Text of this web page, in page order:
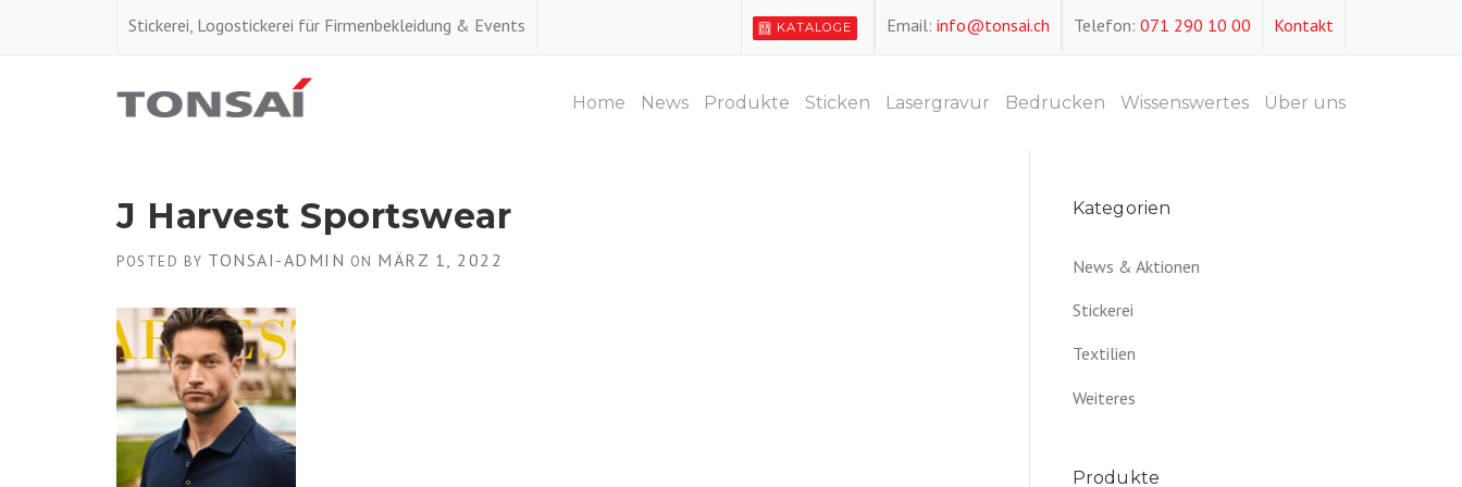
Stickerei, Logostickerei für Firmenbekleidung & Events Kontakt
Telefon: 071 290 10 00
Email: info@tonsai.ch
KATALOGE
Home News Produkte Sticken Lasergravur Bedrucken Wissenswertes Über uns
J Harvest Sportswear
POSTED BY TONSAI-ADMIN ON MÄRZ 1, 2022
Kategorien
News & Aktionen
Stickerei
Textilien
Weiteres
Produkte